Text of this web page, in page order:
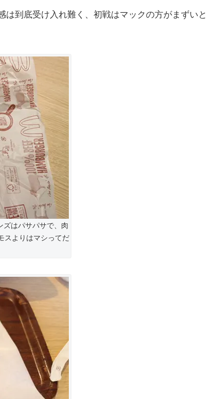
到底受け入れ難く、初戦はマックの方がまずいと
ズはパサパサで、肉
スよりはマシってだ